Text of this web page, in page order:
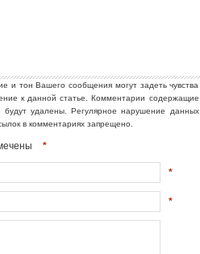
и тон Вашего сообщения могут задеть чувства
к данной статье. Комментарии содержащие
удалены. Регулярное нарушение данных
в комментариях запрещено.
*
*
*